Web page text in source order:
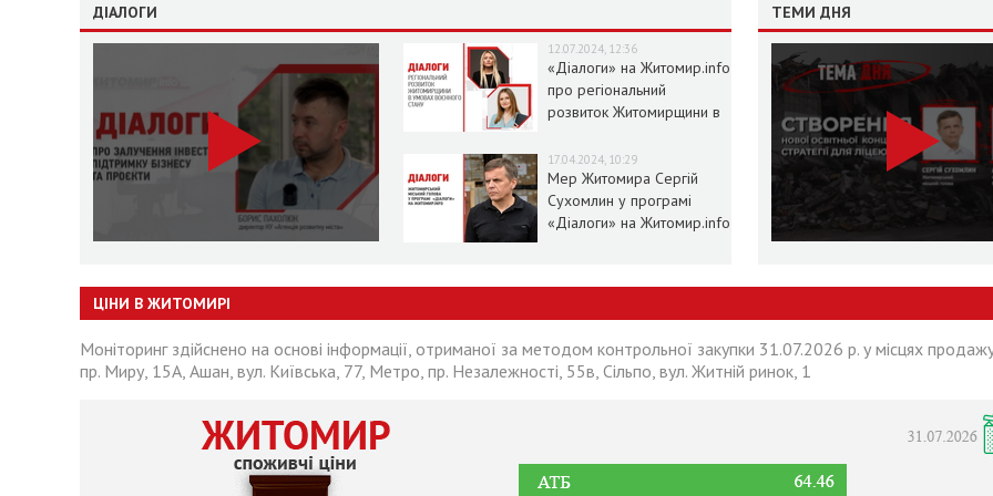
ДІАЛОГИ
12.07.2024, 12:36
«Діалоги» на Житомир.info
про регіональний
розвиток Житомирщини в
17.04.2024, 10:29
Мер Житомира Сергій
Сухомлин у програмі
«Діалоги» на Житомир.info
ТЕМИ ДНЯ
ЦІНИ В ЖИТОМИРІ
Моніторинг здійснено на основі інформації, отриманої за методом контрольної закупки 31.07.2026 р. у місцях
пр. Миру, 15А, Ашан, вул. Київська, 77, Метро, пр. Незалежності, 55в, Сільпо, вул. Житній ринок, 1